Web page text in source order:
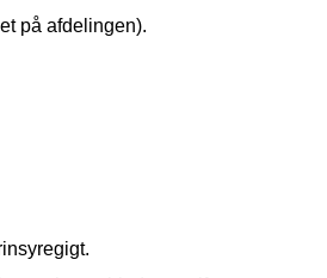
på afdelingen).